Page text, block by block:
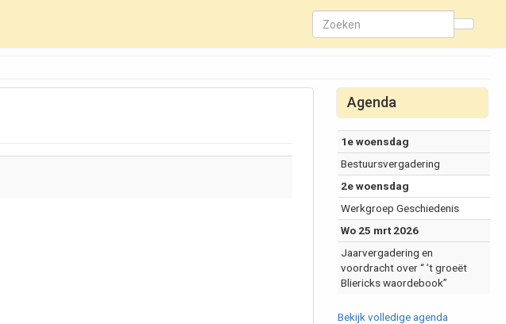
Agenda
1e woensdag
Bestuursvergadering
2e woensdag
Werkgroep Geschiedenis
Wo 25 mrt 2026
Jaarvergadering en
voordracht over “ ’t groeët
Bliericks waordebook”
Bekijk volledige agenda